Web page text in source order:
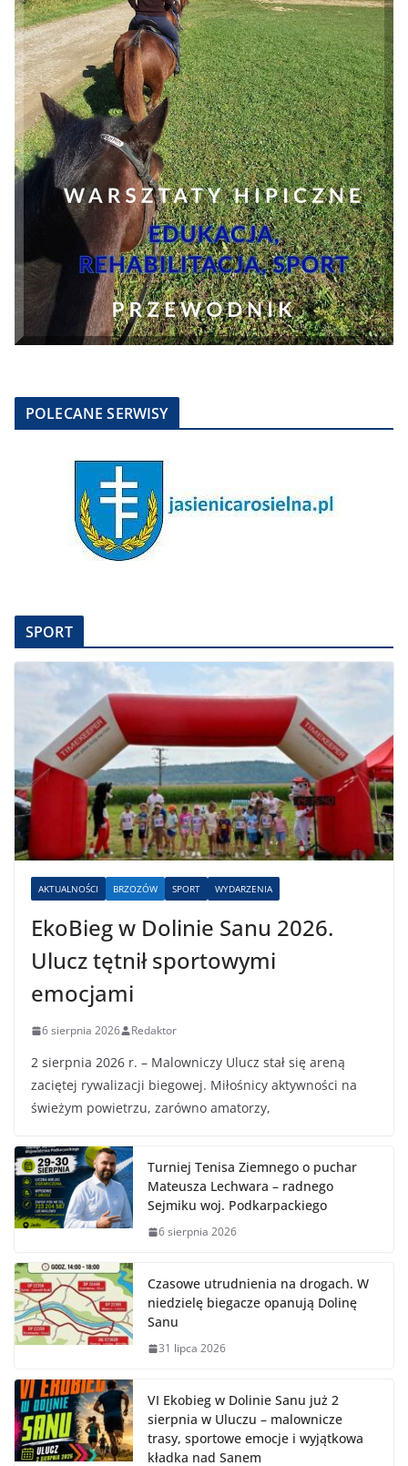
POLECANE SERWISY
SPORT
AKTUALNOŚCI BRZOZÓW SPORT WYDARZENIA
EkoBieg w Dolinie Sanu 2026.
Ulucz tętnił sportowymi
emocjami
6 sierpnia 2026 Redaktor
2 sierpnia 2026 r. – Malowniczy Ulucz stał się areną
zaciętej rywalizacji biegowej. Miłośnicy aktywności na
świeżym powietrzu, zarówno amatorzy,
Turniej Tenisa Ziemnego o puchar
Mateusza Lechwara – radnego
Sejmiku woj. Podkarpackiego
6 sierpnia 2026
Czasowe utrudnienia na drogach. W
niedzielę biegacze opanują Dolinę
Sanu
31 lipca 2026
VI Ekobieg w Dolinie Sanu już 2
sierpnia w Uluczu – malownicze
trasy, sportowe emocje i wyjątkowa
kładka nad Sanem